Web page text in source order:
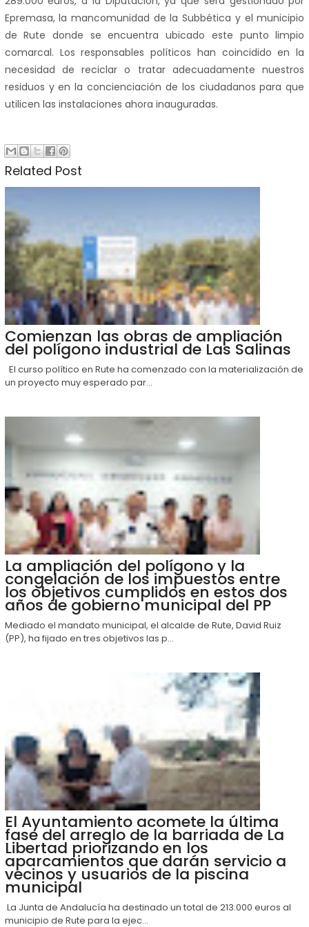
Epremasa, la mancomunidad de la Subbética y el municipio
de Rute donde se encuentra ubicado este punto limpio
comarcal. Los responsables políticos han coincidido en la
necesidad de reciclar o tratar adecuadamente nuestros
residuos y en la concienciación de los ciudadanos para que
utilicen las instalaciones ahora inauguradas.
Related Post
Comienzan las obras de ampliación
del polígono industrial de Las Salinas
El curso político en Rute ha comenzado con la materialización de
un proyecto muy esperado par...
La ampliación del polígono y la
congelación de los impuestos entre
los objetivos cumplidos en estos dos
años de gobierno municipal del PP
Mediado el mandato municipal, el alcalde de Rute, David Ruiz
(PP), ha fijado en tres objetivos las p...
El Ayuntamiento acomete la última
fase del arreglo de la barriada de La
Libertad priorizando en los
aparcamientos que darán servicio a
vecinos y usuarios de la piscina
municipal
La Junta de Andalucía ha destinado un total de 213.000 euros al
municipio de Rute para la ejec...